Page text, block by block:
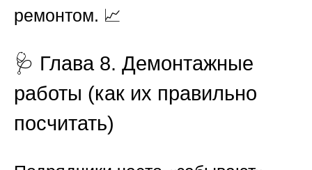
ремонтом. 📈
🩺 Глава 8. Демонтажные
работы (как их правильно
посчитать)